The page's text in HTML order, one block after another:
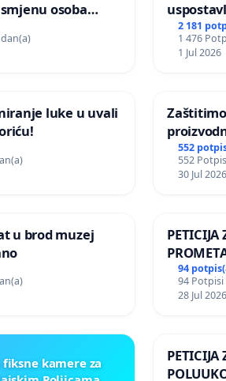
osoba
u
Grada Zagreba
javnog
Sarajevu
2 181
1 476
1 Jul 2026
luke u uvali
kuge
552
552
30 Jul 2026
u brod muzej
PETICIJA
ZA
94
94 Potpisi
28 Jul 2026
kamere za
PETICIJA